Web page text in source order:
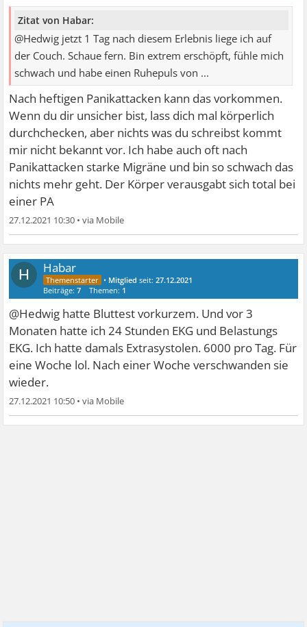
Zitat von Habar:
@Hedwig jetzt 1 Tag nach diesem Erlebnis liege ich auf
der Couch. Schaue fern. Bin extrem erschöpft, fühle mich
schwach und habe einen Ruhepuls von ...
Nach heftigen Panikattacken kann das vorkommen.
Wenn du dir unsicher bist, lass dich mal körperlich
durchchecken, aber nichts was du schreibst kommt
mir nicht bekannt vor. Ich habe auch oft nach
Panikattacken starke Migräne und bin so schwach das
nichts mehr geht. Der Körper verausgabt sich total bei
einer PA
27.12.2021 10:30 •
H Habar
• Mitglied seit:27.12.2021
Beiträge:7 Themen: 1
@Hedwig hatte Bluttest vorkurzem. Und vor 3
Monaten hatte ich 24 Stunden EKG und Belastungs
EKG. Ich hatte damals Extrasystolen. 6000 pro Tag. Für
eine Woche lol. Nach einer Woche verschwanden sie
wieder.
27.12.2021 10:50 •